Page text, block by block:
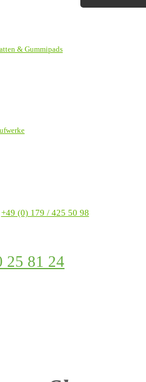
& Gummipads
+49 (0) 179 / 425 50 98
25 81 24